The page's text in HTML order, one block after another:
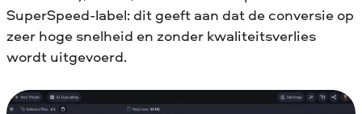
SuperSpeed-label: dit geeft aan dat de conversie op
zeer hoge snelheid en zonder kwaliteitsverlies
wordt uitgevoerd.